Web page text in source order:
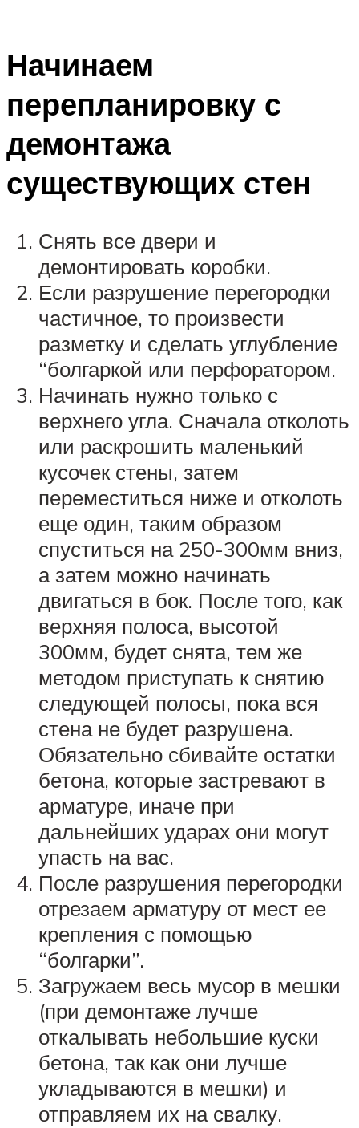
Начинаем
перепланировку с
демонтажа
существующих стен
Снять все двери и
демонтировать коробки.
Если разрушение перегородки
частичное, то произвести
разметку и сделать углубление
“болгаркой или перфоратором.
Начинать нужно только с
верхнего угла. Сначала отколоть
или раскрошить маленький
кусочек стены, затем
переместиться ниже и отколоть
еще один, таким образом
спуститься на 250-300мм вниз,
а затем можно начинать
двигаться в бок. После того, как
верхняя полоса, высотой
300мм, будет снята, тем же
методом приступать к снятию
следующей полосы, пока вся
стена не будет разрушена.
Обязательно сбивайте остатки
бетона, которые застревают в
арматуре, иначе при
дальнейших ударах они могут
упасть на вас.
После разрушения перегородки
отрезаем арматуру от мест ее
крепления с помощью
“болгарки”.
Загружаем весь мусор в мешки
(при демонтаже лучше
откалывать небольшие куски
бетона, так как они лучше
укладываются в мешки) и
отправляем их на свалку.